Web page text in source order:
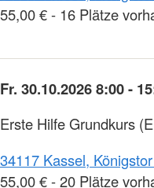
55,00 € - 16 Plätze
Fr. 30.10.2026 8:00 -
Erste Hilfe Grundkurs
34117 Kassel,
55,00 € - 20 Plätze